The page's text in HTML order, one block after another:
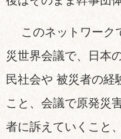
このネットワーク
災世界会議で、日本
民社会や 被災者の経
こと、会議で原発災
者に訴えていくこと